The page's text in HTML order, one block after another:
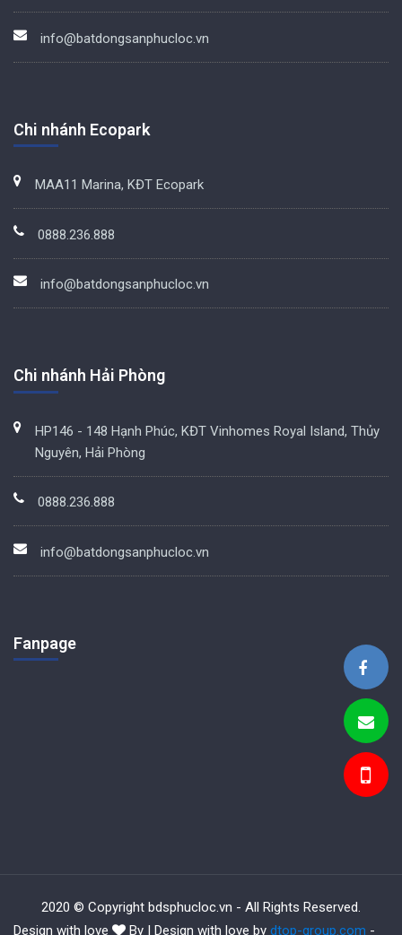
info@batdongsanphucloc.vn
Chi nhánh Ecopark
MAA11 Marina, KĐT Ecopark
0888.236.888
info@batdongsanphucloc.vn
Chi nhánh Hải Phòng
HP146 - 148 Hạnh Phúc, KĐT Vinhomes Royal Island, Thủy
Nguyên, Hải Phòng
0888.236.888
info@batdongsanphucloc.vn
Fanpage
2020 © Copyright bdsphucloc.vn - All Rights Reserved.
Design with love
By | Design with love by dtop-group.com -